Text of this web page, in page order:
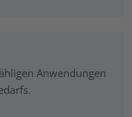
Anwendungen